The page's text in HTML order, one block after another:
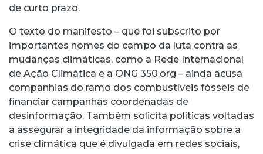
de curto prazo.
O texto do manifesto – que foi subscrito por
importantes nomes do campo da luta contra as
mudanças climáticas, como a Rede Internacional
de Ação Climática e a ONG 350.org – ainda acusa
companhias do ramo dos combustíveis fósseis de
financiar campanhas coordenadas de
desinformação. Também solicita políticas voltadas
a assegurar a integridade da informação sobre a
crise climática que é divulgada em redes sociais,